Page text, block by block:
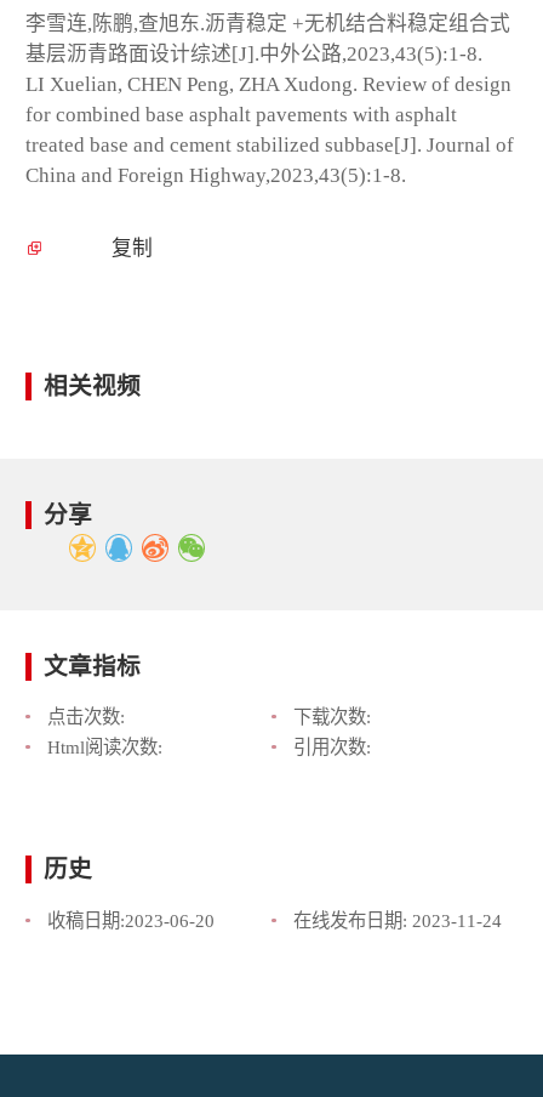
李雪连,陈鹏,查旭东.沥青稳定 +无机结合料稳定组合式
基层沥青路面设计综述[J].中外公路,2023,43(5):1-8.
LI Xuelian, CHEN Peng, ZHA Xudong. Review of design
for combined base asphalt pavements with asphalt
treated base and cement stabilized subbase[J]. Journal of
China and Foreign Highway,2023,43(5):1-8.
复制
相关视频
分享
文章指标
点击次数:
下载次数:
Html阅读次数:
引用次数:
历史
收稿日期:2023-06-20 在线发布日期: 2023-11-24